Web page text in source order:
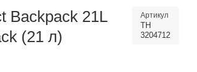
Backpack 21L
(21 л)
Артикул
TH
3204712